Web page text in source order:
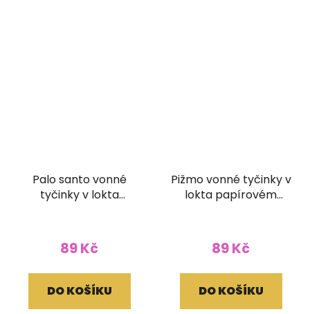
Palo santo vonné
tyčinky v lokta
89 Kč
DO KOŠÍKU
Pižmo vonné tyčinky v
lokta papírovém
89 Kč
DO KOŠÍKU